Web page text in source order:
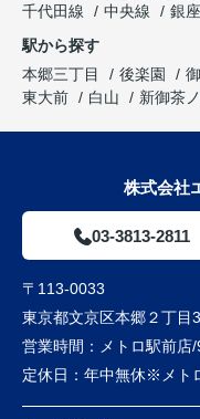
千代田線
中央線 銀
駅から探す
本郷三丁目
後楽園
東大前
白山 新御茶
株式会社
03-3813-2811
〒113-0033
東京都文京区本郷２丁目
営業時間：
メトロ駅前
定休日： 年中無休※メト